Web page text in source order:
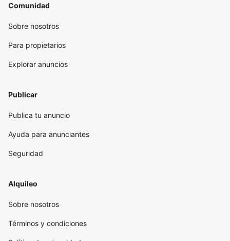
Comunidad
Sobre nosotros
Para propietarios
Explorar anuncios
Publicar
Publica tu anuncio
Ayuda para anunciantes
Seguridad
Alquileo
Sobre nosotros
Términos y condiciones